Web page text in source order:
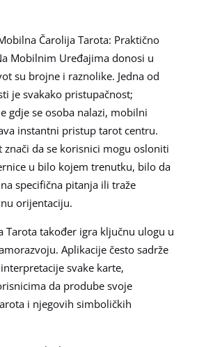
Čarolija Tarota: Praktično
Mobilnim Uređajima donosi u
su brojne i raznolike. Jedna od
je svakako pristupačnost;
gdje se osoba nalazi, mobilni
instantni pristup tarot centru.
znači da se korisnici mogu osloniti
u bilo kojem trenutku, bilo da
specifična pitanja ili traže
orijentaciju.
Tarota također igra ključnu ulogu u
Aplikacije često sadrže
svake karte,
da prodube svoje
i njegovih simboličkih